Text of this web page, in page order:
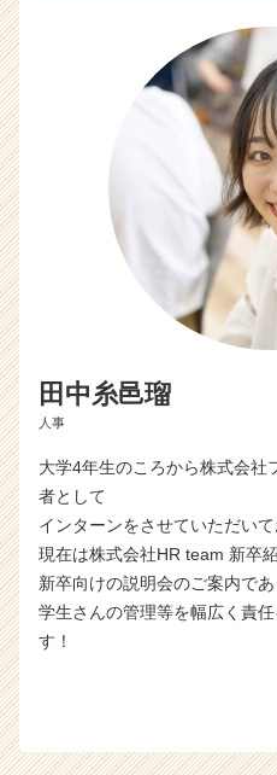
r）
田中糸邑瑠
人事
大学4年生のころから株式会社
者として
インターンをさせていただいて
現在は株式会社HR team 新卒
新卒向けの説明会のご案内で
学生さんの管理等を幅広く責
す！